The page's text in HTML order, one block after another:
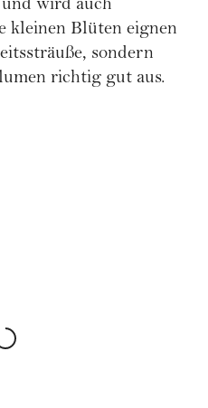
wird auch
kleinen Blüten eignen
sondern
richtig gut aus.